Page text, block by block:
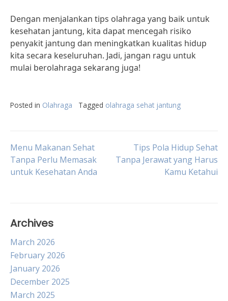
Dengan menjalankan tips olahraga yang baik untuk
kesehatan jantung, kita dapat mencegah risiko
penyakit jantung dan meningkatkan kualitas hidup
kita secara keseluruhan. Jadi, jangan ragu untuk
mulai berolahraga sekarang juga!
Posted in Olahraga Tagged olahraga sehat jantung
Post
navigation
Menu Makanan Sehat
Tanpa Perlu Memasak
untuk Kesehatan Anda
Tips Pola Hidup Sehat
Tanpa Jerawat yang Harus
Kamu Ketahui
Archives
March 2026
February 2026
January 2026
December 2025
March 2025